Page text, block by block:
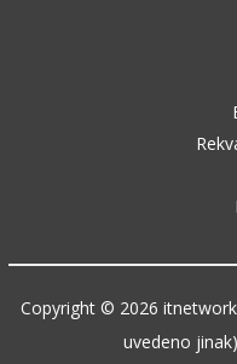
Copyright © 2026
uvedeno